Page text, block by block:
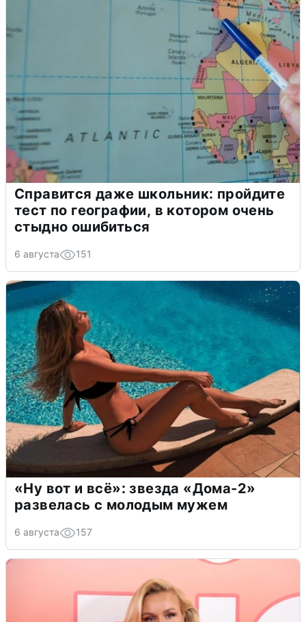
Справится даже школьник: пройдите
тест по географии, в котором очень
стыдно ошибиться
6 августа 151
«Ну вот и всё»: звезда «Дома-2»
развелась с молодым мужем
6 августа 157